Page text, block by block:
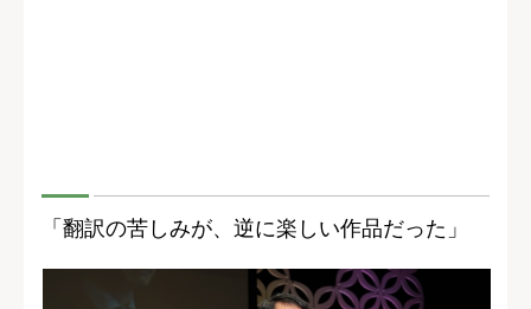
「翻訳の苦しみが、逆に楽しい作品だった」